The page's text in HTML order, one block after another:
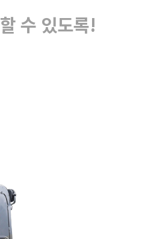
할 수 있도록!